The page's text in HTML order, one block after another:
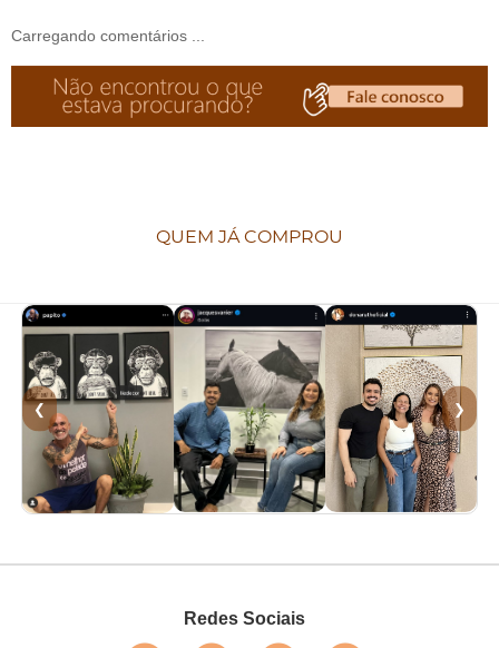
Carregando comentários ...
QUEM JÁ COMPROU
❮ ❯
Redes Sociais